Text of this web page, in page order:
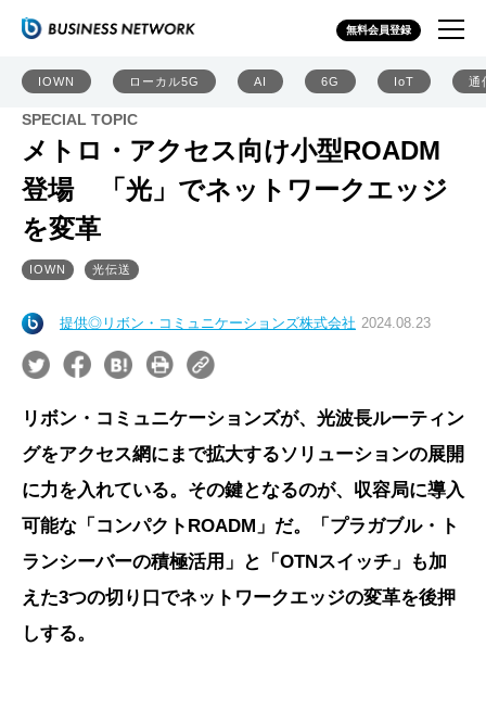
無料会員登録
IOWN ローカル5G AI 6G IoT 通
SPECIAL TOPIC
メトロ・アクセス向け小型ROADM
登場 「光」でネットワークエッジ
を変革
IOWN 光伝送
提供◎リボン・コミュニケーションズ株式会社 2024.08.23
リボン・コミュニケーションズが、光波長ルーティン
グをアクセス網にまで拡大するソリューションの展開
に力を入れている。その鍵となるのが、収容局に導入
可能な「コンパクトROADM」だ。「プラガブル・ト
ランシーバーの積極活用」と「OTNスイッチ」も加
えた3つの切り口でネットワークエッジの変革を後押
しする。